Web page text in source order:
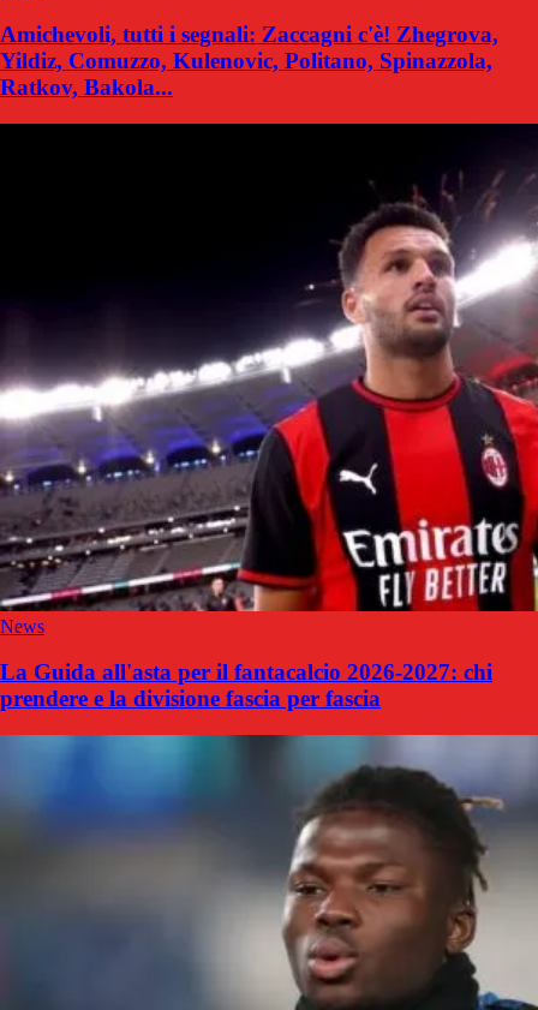
Amichevoli, tutti i segnali: Zaccagni c'è! Zhegrova,
Yildiz, Comuzzo, Kulenovic, Politano, Spinazzola,
Ratkov, Bakola...
News
La Guida all'asta per il fantacalcio 2026-2027: chi
prendere e la divisione fascia per fascia